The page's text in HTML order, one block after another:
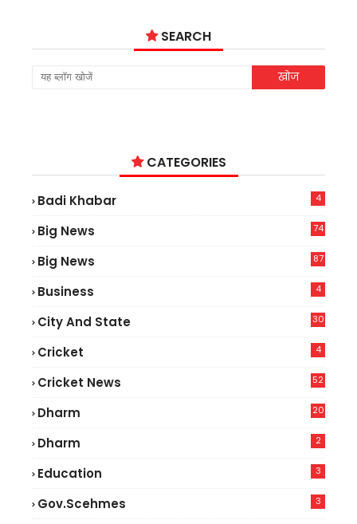
SEARCH
CATEGORIES
Badi Khabar 4
Big News
74
Big News
87
Business 4
City And State 30
Cricket 4
Cricket News
52
Dharm 20
Dharm 2
Education 3
Gov.scehmes 3